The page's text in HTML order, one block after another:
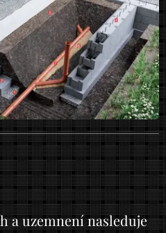
a uzemnení nasleduje